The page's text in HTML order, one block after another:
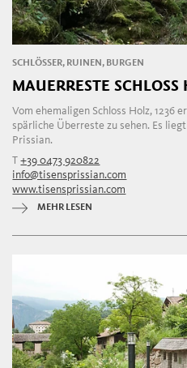
SCHLÖSSER, RUINEN, BURGEN
MAUERRESTE
Vom ehemaligen Schloss Holz, 1236
spärliche Überreste zu sehen. Es
Prissian.
T+39 0473 920822
info@tisensprissian.com
www.tisensprissian.com
MEHR LESEN